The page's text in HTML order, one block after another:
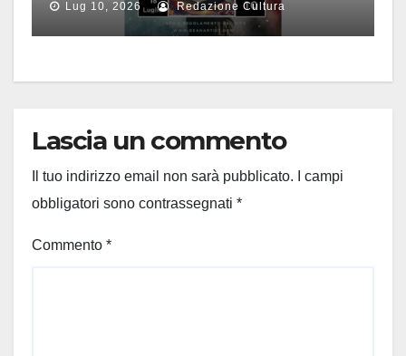
Lug 10, 2026 Redazione Cultura
Lascia un commento
Il tuo indirizzo email non sarà pubblicato.
I campi
obbligatori sono contrassegnati *
Commento *